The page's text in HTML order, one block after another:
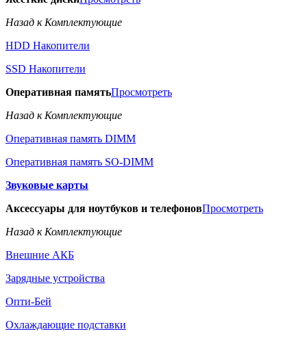
Назад к Комплектующие
HDD Накопители
SSD Накопители
Оперативная памятьПросмотреть
Назад к Комплектующие
Оперативная память DIMM
Оперативная память SO-DIMM
Звуковые карты
Аксессуары для ноутбуков и телефоновПросмотреть
Назад к Комплектующие
Внешние АКБ
Зарядные устройства
Опти-Бей
Охлаждающие подставки